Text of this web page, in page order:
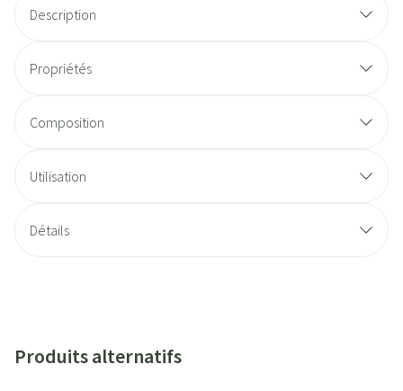
Description
Propriétés
Composition
Utilisation
Détails
Produits alternatifs